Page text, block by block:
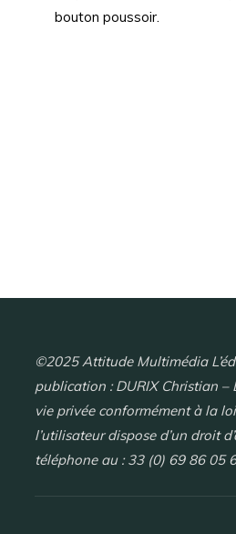
bouton poussoir.
©2025 Attitude Multimédia
publication : DURIX Christian –
vie privée conformément à la
l’utilisateur dispose d’un droit
téléphone au : 33 (0) 69 86 05